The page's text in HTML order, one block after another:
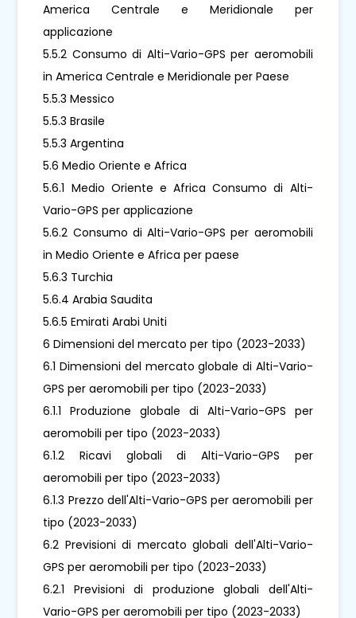
America Centrale e Meridionale per
applicazione
5.5.2 Consumo di Alti-Vario-GPS per aeromobili
in America Centrale e Meridionale per Paese
5.5.3 Messico
5.5.3 Brasile
5.5.3 Argentina
5.6 Medio Oriente e Africa
5.6.1 Medio Oriente e Africa Consumo di Alti-
Vario-GPS per applicazione
5.6.2 Consumo di Alti-Vario-GPS per aeromobili
in Medio Oriente e Africa per paese
5.6.3 Turchia
5.6.4 Arabia Saudita
5.6.5 Emirati Arabi Uniti
6 Dimensioni del mercato per tipo (2023-2033)
6.1 Dimensioni del mercato globale di Alti-Vario-
GPS per aeromobili per tipo (2023-2033)
6.1.1 Produzione globale di Alti-Vario-GPS per
aeromobili per tipo (2023-2033)
6.1.2 Ricavi globali di Alti-Vario-GPS per
aeromobili per tipo (2023-2033)
6.1.3 Prezzo dell'Alti-Vario-GPS per aeromobili per
tipo (2023-2033)
6.2 Previsioni di mercato globali dell'Alti-Vario-
GPS per aeromobili per tipo (2023-2033)
6.2.1 Previsioni di produzione globali dell'Alti-
Vario-GPS per aeromobili per tipo (2023-2033)